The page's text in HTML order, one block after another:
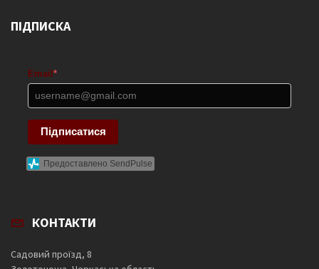
ПІДПИСКА
Email *
Підписатися
Предоставлено SendPulse
КОНТАКТИ
Садовий проїзд, 8